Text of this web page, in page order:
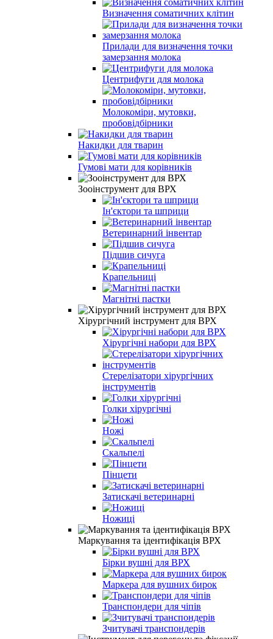
Визначення соматичних клітин
Прилади для визначення точки
замерзання молока
Центрифуги для молока
Молокоміри, мутовки,
пробовідбірники
Накидки для тварин
Гумові мати для корівників
Зооінструмент для ВРХ
Ін'єктори та шприци
Ветеринарний інвентар
Підшив сичуга
Крапельниці
Магнітні пастки
Хірургічний інструмент для ВРХ
Хірургічні набори для ВРХ
Стерелізатори хірургічних
інструментів
Голки хірургічні
Ножі
Скальпелі
Пінцети
Затискачі ветеринарні
Ножиці
Маркування та ідентифікація ВРХ
Бірки вушні для ВРХ
Маркера для вушних бирок
Транспондери для чіпів
Зчитувачі транспондерів